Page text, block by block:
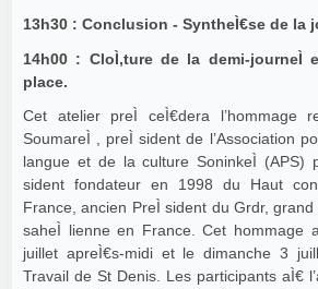
13h30 : Conclusion - SyntheÌ€se de la
14h00 : CloÌ‚ture de la demi-journeÌ
place.
Cet atelier preÌ ceÌ€dera l’hommage
SoumareÌ , preÌ sident de l’Association
langue et de la culture SoninkeÌ (APS) pendant 40 ans, preÌ
sident fondateur en 1998 du Haut
France, ancien PreÌ sident du Grdr,
saheÌ lienne en France. Cet hommage
juillet apreÌ€s-midi et le dimanche 3
Travail de St Denis. Les participants aÌ€